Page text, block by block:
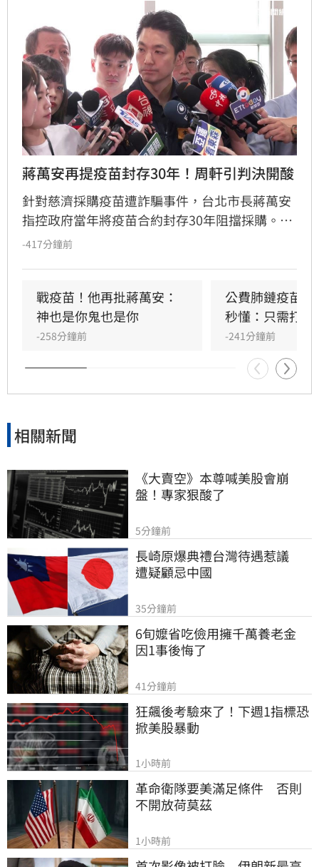
蔣萬安再提疫苗封存30年！周軒引判決開酸
針對慈濟採購疫苗遭詐騙事件，台北市長蔣萬安
指控政府當年將疫苗合約封存30年阻擋採購。對
此，周軒發文反擊，指出吳子嘉曾因散布「政府
次澄清，並質疑蔣萬安身為市長卻對此司法判決
一無所知，大酸其言論恐步上吳子嘉後塵，引發
社會對於疫苗採購政治爭議與假訊息議題的廣泛
-417分鐘前
戰疫苗！他再批蔣萬安：
神也是你鬼也是你
-258分鐘前
公費肺鏈疫苗8/
秒懂：只需打1
-241分鐘前
相關新聞
《大賣空》本尊喊美股會崩
盤！專家狠酸了
5分鐘前
長崎原爆典禮台灣待遇惹議
遭疑顧忌中國
35分鐘前
6旬嬤省吃儉用擁千萬養老金
因1事後悔了
41分鐘前
狂飆後考驗來了！下週1指標恐
掀美股暴動
1小時前
革命衛隊要美滿足條件　否則
不開放荷莫茲
1小時前